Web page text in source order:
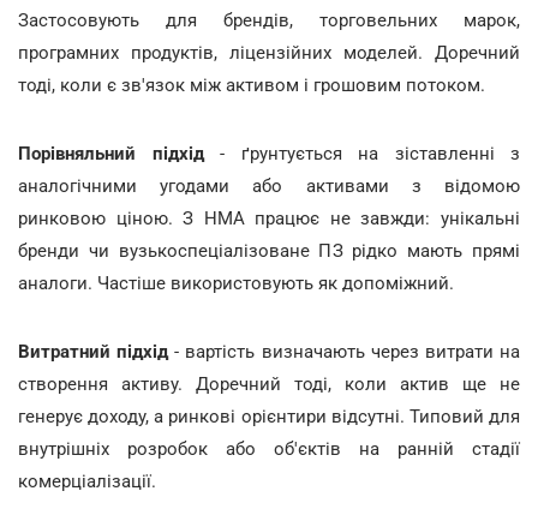
Застосовують для брендів, торговельних марок,
програмних продуктів, ліцензійних моделей. Доречний
тоді, коли є зв'язок між активом і грошовим потоком.
Порівняльний підхід- ґрунтується на зіставленні з
аналогічними угодами або активами з відомою
ринковою ціною. З НМА працює не завжди: унікальні
бренди чи вузькоспеціалізоване ПЗ рідко мають прямі
аналоги. Частіше використовують як допоміжний.
Витратний підхід- вартість визначають через витрати на
створення активу. Доречний тоді, коли актив ще не
генерує доходу, а ринкові орієнтири відсутні. Типовий для
внутрішніх розробок або об'єктів на ранній стадії
комерціалізації.